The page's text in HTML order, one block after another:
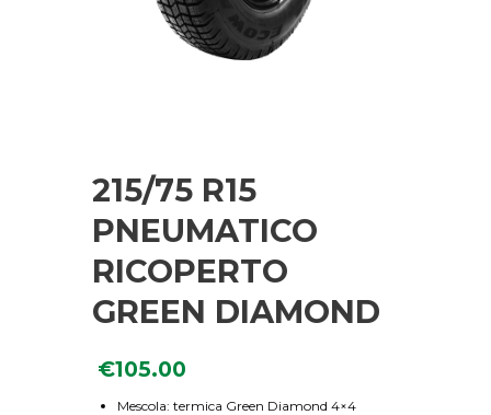
215/75 R15
PNEUMATICO
RICOPERTO
GREEN DIAMOND
€105.00
Mescola: termica Green Diamond 4×4